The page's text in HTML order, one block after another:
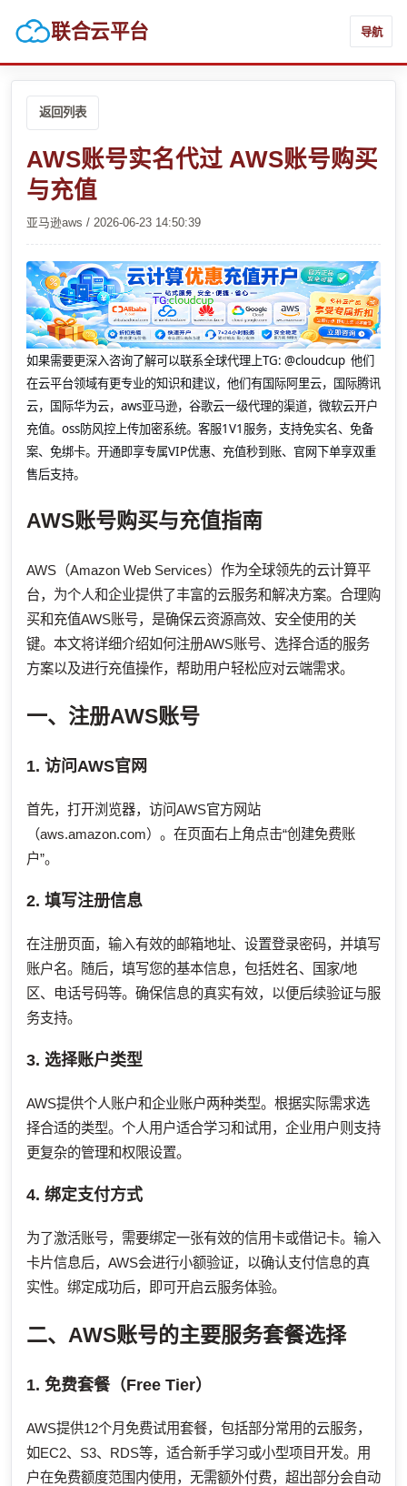
联合云平台 导航
返回列表
AWS账号实名代过 AWS账号购买
与充值
亚马逊aws / 2026-06-23 14:50:39
如果需要更深入咨询了解可以联系全球代理上TG: @cloudcup 他们
在云平台领域有更专业的知识和建议，他们有国际阿里云，国际腾讯
云，国际华为云，aws亚马逊，谷歌云一级代理的渠道，微软云开户
充值。oss防风控上传加密系统。客服1V1服务，支持免实名、免备
案、免绑卡。开通即享专属VIP优惠、充值秒到账、官网下单享双重
售后支持。
AWS账号购买与充值指南
AWS（Amazon Web Services）作为全球领先的云计算平
台，为个人和企业提供了丰富的云服务和解决方案。合理购
买和充值AWS账号，是确保云资源高效、安全使用的关
键。本文将详细介绍如何注册AWS账号、选择合适的服务
方案以及进行充值操作，帮助用户轻松应对云端需求。
一、注册AWS账号
1. 访问AWS官网
首先，打开浏览器，访问AWS官方网站
（aws.amazon.com）。在页面右上角点击“创建免费账
户”。
2. 填写注册信息
在注册页面，输入有效的邮箱地址、设置登录密码，并填写
账户名。随后，填写您的基本信息，包括姓名、国家/地
区、电话号码等。确保信息的真实有效，以便后续验证与服
务支持。
3. 选择账户类型
AWS提供个人账户和企业账户两种类型。根据实际需求选
择合适的类型。个人用户适合学习和试用，企业用户则支持
更复杂的管理和权限设置。
4. 绑定支付方式
为了激活账号，需要绑定一张有效的信用卡或借记卡。输入
卡片信息后，AWS会进行小额验证，以确认支付信息的真
实性。绑定成功后，即可开启云服务体验。
二、AWS账号的主要服务套餐选择
1. 免费套餐（Free Tier）
AWS提供12个月免费试用套餐，包括部分常用的云服务，
如EC2、S3、RDS等，适合新手学习或小型项目开发。用
户在免费额度范围内使用，无需额外付费，超出部分会自动